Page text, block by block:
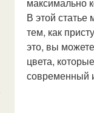
В этой
тем, как
это, вы
цвета,
современный